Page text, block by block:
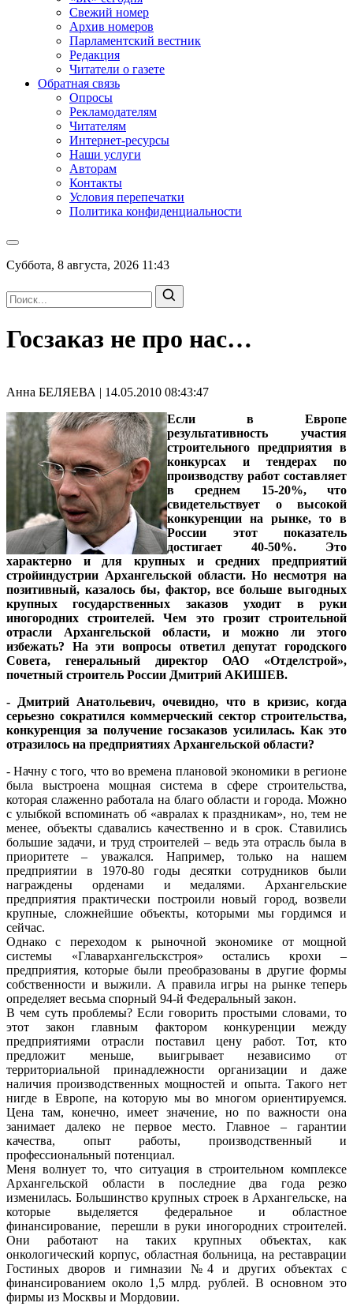
Свежий номер
Архив номеров
Парламентский вестник
Редакция
Читатели о газете
Обратная связь
Опросы
Рекламодателям
Читателям
Интернет-ресурсы
Наши услуги
Авторам
Контакты
Условия перепечатки
Политика конфиденциальности
Суббота, 8 августа, 2026 11:43
Госзаказ не про нас…
Анна БЕЛЯЕВА | 14.05.2010 08:43:47
Если в Европе
результативность участия
строительного предприятия в
конкурсах и тендерах по
производству работ составляет
в среднем 15-20%, что
свидетельствует о высокой
конкуренции на рынке, то в
России этот показатель
достигает 40-50%. Это
характерно и для крупных и средних предприятий
стройиндустрии Архангельской области. Но несмотря на
позитивный, казалось бы, фактор, все больше выгодных
крупных государственных заказов уходит в руки
иногородних строителей. Чем это грозит строительной
отрасли Архангельской области, и можно ли этого
избежать? На эти вопросы ответил депутат городского
Совета, генеральный директор ОАО «Отделстрой»,
почетный строитель России Дмитрий АКИШЕВ.
- Дмитрий Анатольевич, очевидно, что в кризис, когда
серьезно сократился коммерческий сектор строительства,
конкуренция за получение госзаказов усилилась. Как это
отразилось на предприятиях Архангельской области?
- Начну с того, что во времена плановой экономики в регионе
была выстроена мощная система в сфере строительства,
которая слаженно работала на благо области и города. Можно
с улыбкой вспоминать об «авралах к праздникам», но, тем не
менее, объекты сдавались качественно и в срок. Ставились
большие задачи, и труд строителей – ведь эта отрасль была в
приоритете – уважался. Например, только на нашем
предприятии в 1970-80 годы десятки сотрудников были
награждены орденами и медалями. Архангельские
предприятия практически построили новый город, возвели
крупные, сложнейшие объекты, которыми мы гордимся и
сейчас.
Однако с переходом к рыночной экономике от мощной
системы «Главархангельскстроя» остались крохи –
предприятия, которые были преобразованы в другие формы
собственности и выжили. А правила игры на рынке теперь
определяет весьма спорный 94-й Федеральный закон.
В чем суть проблемы? Если говорить простыми словами, то
этот закон главным фактором конкуренции между
предприятиями отрасли поставил цену работ. Тот, кто
предложит меньше, выигрывает независимо от
территориальной принадлежности организации и даже
наличия производственных мощностей и опыта. Такого нет
нигде в Европе, на которую мы во многом ориентируемся.
Цена там, конечно, имеет значение, но по важности она
занимает далеко не первое место. Главное – гарантии
качества, опыт работы, производственный и
профессиональный потенциал.
Меня волнует то, что ситуация в строительном комплексе
Архангельской области в последние два года резко
изменилась. Большинство крупных строек в Архангельске, на
которые выделяется федеральное и областное
финансирование, перешли в руки иногородних строителей.
Они работают на таких крупных объектах, как
онкологический корпус, областная больница, на реставрации
Гостиных дворов и гимназии №4 и других объектах с
финансированием около 1,5 млрд. рублей. В основном это
фирмы из Москвы и Мордовии.